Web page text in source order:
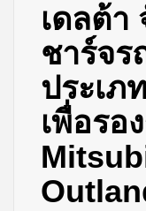
เดลต้า
ชาร์จ
ประเภ
เพื่อรอ